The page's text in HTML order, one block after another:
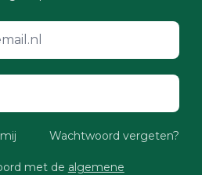
Wachtwoord vergeten?
met de algemene